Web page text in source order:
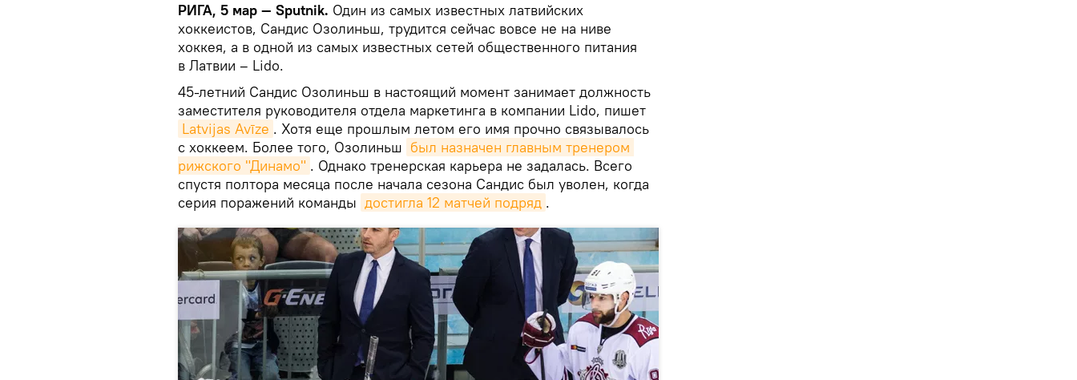
РИГА, 5 мар — Sputnik. Один из самых известных латвийских
хоккеистов, Сандис Озолиньш, трудится сейчас вовсе не на ниве
хоккея, а в одной из самых известных сетей общественного питания
в Латвии – Lido.
45-летний Сандис Озолиньш в настоящий момент занимает должность
заместителя руководителя отдела маркетинга в компании Lido, пишет
Latvijas Avīze . Хотя еще прошлым летом его имя прочно связывалось
с хоккеем. Более того, Озолиньш был назначен главным тренером
рижского "Динамо" . Однако тренерская карьера не задалась. Всего
спустя полтора месяца после начала сезона Сандис был уволен, когда
серия поражений команды достигла 12 матчей подряд .